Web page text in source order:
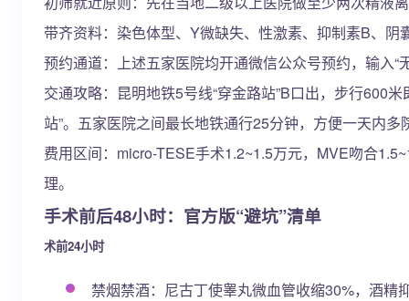
带齐资料：染色体型、Y微缺失、性激素、抑制素B、
预约通道：上述五家医院均开通微信公众号预约，输入“
交通攻略：昆明地铁5号线“穿金路站”B口出，步行600
站”。五家医院之间最长地铁通行25分钟，方便一天内多
费用区间：micro-TESE手术1.2~1.5万元，MVE吻合
理。
手术前后48小时：官方版“避坑”清单
术前24小时
禁烟禁酒：尼古丁使睾丸微血管收缩30%，酒精